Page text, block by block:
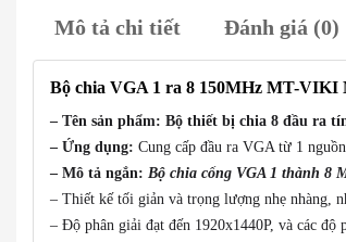
Mô tả chi tiết Đánh giá (0)
Bộ chia VGA 1 ra 8 150MHz MT-VIKI
– Tên sản phẩm: Bộ thiết bị chia 8 đầu ra
– Ứng dụng: Cung cấp đầu ra VGA từ 1
– Mô tả ngắn: Bộ chia cổng VGA 1 thành 8
– Thiết kế tối giản và trọng lượng nhẹ nhàng,
– Độ phân giải đạt đến 1920x1440P, và các độ